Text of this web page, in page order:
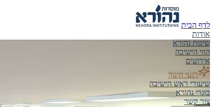
לדף הבית
אודות
שיטת נהורא
הווי הישיבה
אירועים
רגעי חינוך
שיעורי ראש הישיבה
בוגרי נהורא
צור קשר